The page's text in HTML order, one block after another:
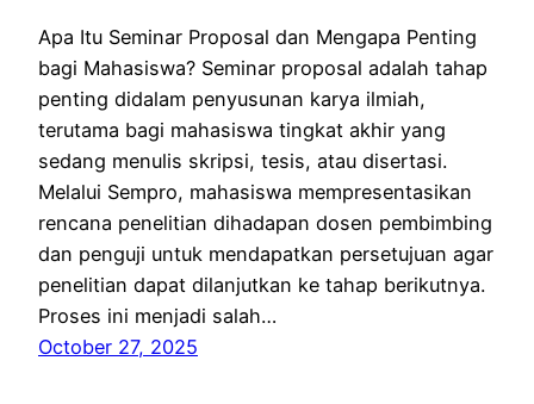
Apa Itu Seminar Proposal dan Mengapa Penting
bagi Mahasiswa? Seminar proposal adalah tahap
penting didalam penyusunan karya ilmiah,
terutama bagi mahasiswa tingkat akhir yang
sedang menulis skripsi, tesis, atau disertasi.
Melalui Sempro, mahasiswa mempresentasikan
rencana penelitian dihadapan dosen pembimbing
dan penguji untuk mendapatkan persetujuan agar
penelitian dapat dilanjutkan ke tahap berikutnya.
Proses ini menjadi salah…
October 27, 2025